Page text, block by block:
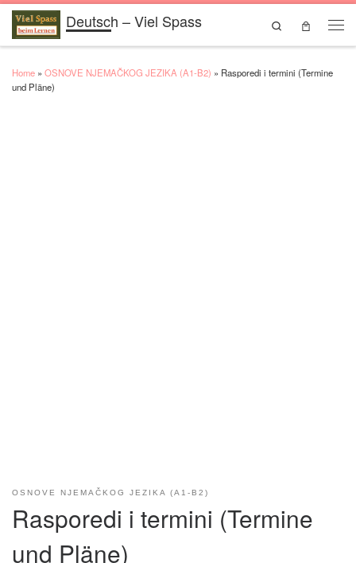
Skip to contentDeutsch – Viel Spass
Search
Home » OSNOVE NJEMAČKOG JEZIKA (A1-B2) » Rasporedi i termini (Termine
und Pläne)
OSNOVE NJEMAČKOG JEZIKA (A1-B2)
Rasporedi i termini (Termine
und Pläne)